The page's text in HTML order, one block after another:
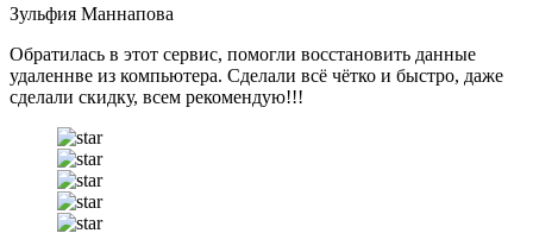
Зульфия Маннапова
Обратилась в этот сервис, помогли восстановить данные
удаленнве из компьютера. Сделали всё чётко и быстро, даже
сделали скидку, всем рекомендую!!!